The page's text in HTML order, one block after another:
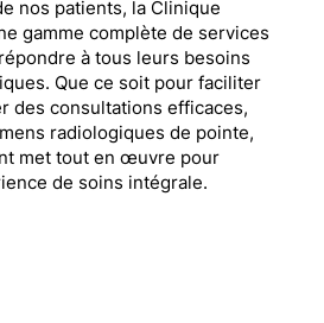
nos patients, la Clinique
gamme complète de services
à tous leurs besoins
Que ce soit pour faciliter
des consultations efficaces,
radiologiques de pointe,
met tout en œuvre pour
de soins intégrale.